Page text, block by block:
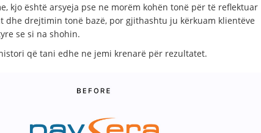
kjo është arsyeja pse ne morëm kohën tonë për të reflektuar
dhe drejtimin tonë bazë, por gjithashtu ju kërkuam klientëve
se si na shohin.
që tani edhe ne jemi krenarë për rezultatet.